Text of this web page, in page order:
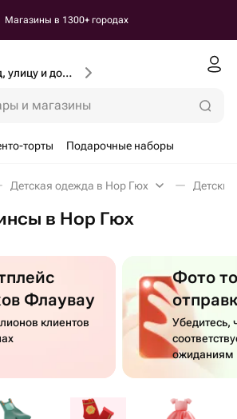
Магазины в 1300+ городах
Введите город, улицу и дом доставки
и магазины
торты Подарочные наборы
Детская одежда в Нор Гюх
в Нор Гюх
Флаувау
клиентов
Фото
Убедитесь,
ожиданиям